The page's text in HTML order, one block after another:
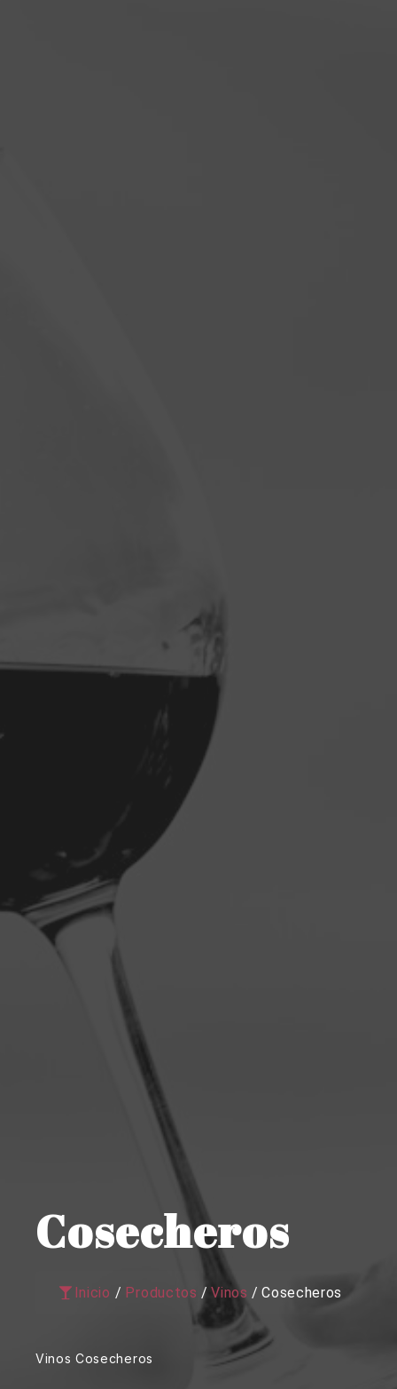
Cosecheros
Inicio / Productos / Vinos / Cosecheros
Vinos Cosecheros